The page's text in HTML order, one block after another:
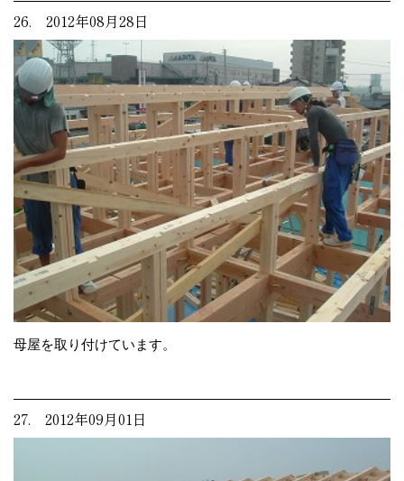
26. 2012年08月28日
母屋を取り付けています。
27. 2012年09月01日